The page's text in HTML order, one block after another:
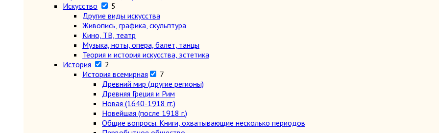
Искусство
5
Другие виды искусства
Живопись, графика, скульптура
Кино, ТВ, театр
Музыка, ноты, опера, балет, танцы
Теория и история искусства, эстетика
История
2
История всемирная
7
Древний мир (другие регионы)
Древняя Греция и Рим
Новая (1640-1918 гг.)
Новейшая (после 1918 г.)
Общие вопросы. Книги, охватывающие несколько периодов